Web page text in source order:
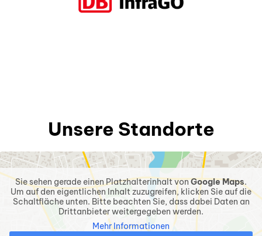
Unsere Standorte
Sie sehen gerade einen Platzhalterinhalt vonGoogle Maps.
Um auf den eigentlichen Inhalt zuzugreifen, klicken Sie auf die
Schaltfläche unten. Bitte beachten Sie, dass dabei Daten an
Drittanbieter weitergegeben werden.
Mehr Informationen